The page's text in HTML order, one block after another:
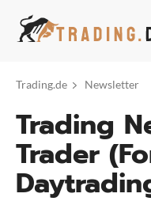
Inhalt
Trading.de Newsletter
Trading
Trader